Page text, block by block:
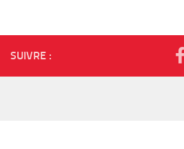
SUIVRE :